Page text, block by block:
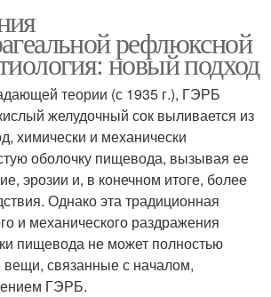
рефлюксной
новый подход
теории (с 1935 г.), ГЭРБ
желудочный сок выливается из
химически и механически
оболочку пищевода, вызывая ее
эрозии и, в конечном итоге, более
Однако эта традиционная
и механического раздражения
пищевода не может полностью
вещи, связанные с началом,
ГЭРБ.